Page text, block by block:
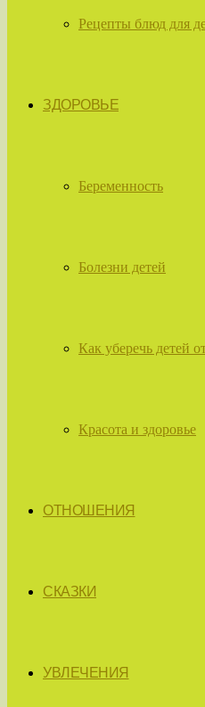
Рецепты блюд для
ЗДОРОВЬЕ
Беременность
Болезни детей
Как уберечь детей
Красота и здоровье
ОТНОШЕНИЯ
СКАЗКИ
УВЛЕЧЕНИЯ